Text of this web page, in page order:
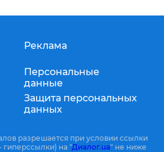
Реклама
Персональные
данные
Защита персональных
данных
разрешается при условии ссылки
гиперссылки) на "Диалог.ua" не ниже